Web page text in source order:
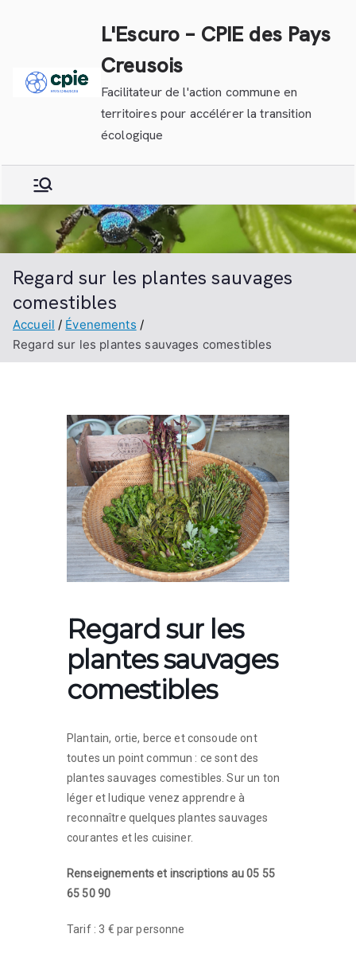
L'Escuro – CPIE des Pays
Creusois
Facilitateur de l'action commune en
territoires pour accélérer la transition
écologique
Regard sur les plantes sauvages
comestibles
Accueil
Évenements
Regard sur les plantes sauvages comestibles
Regard sur les
plantes sauvages
comestibles
Plantain, ortie, berce et consoude ont
toutes un point commun : ce sont des
plantes sauvages comestibles. Sur un ton
léger et ludique venez apprendre à
reconnaître quelques plantes sauvages
courantes et les cuisiner.
Renseignements et inscriptions au 05 55
65 50 90
Tarif : 3 € par personne